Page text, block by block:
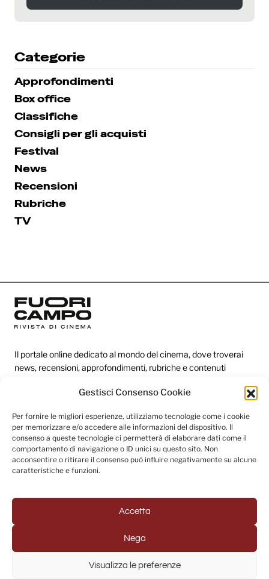
Gestisci Consenso Cookie
Per fornire le migliori esperienze, utilizziamo tecnologie come i cookie
per memorizzare e/o accedere alle informazioni del dispositivo. Il
consenso a queste tecnologie ci permetterà di elaborare dati come il
comportamento di navigazione o ID unici su questo sito. Non
acconsentire o ritirare il consenso può influire negativamente su alcune
caratteristiche e funzioni.
Accetta
Nega
Visualizza le preferenze
Categorie
Approfondimenti
Box office
Classifiche
Consigli per gli acquisti
Festival
News
Recensioni
Rubriche
TV
Il portale online dedicato al mondo del cinema, dove troverai
news, recensioni, approfondimenti, rubriche e contenuti
Redazione
Categorie
Link utili
Seguici sui social